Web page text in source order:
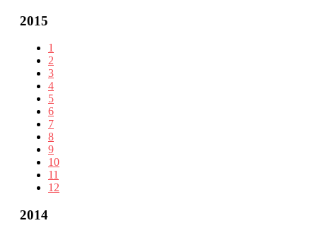
2015
1
2
3
4
5
6
7
8
9
10
11
12
2014